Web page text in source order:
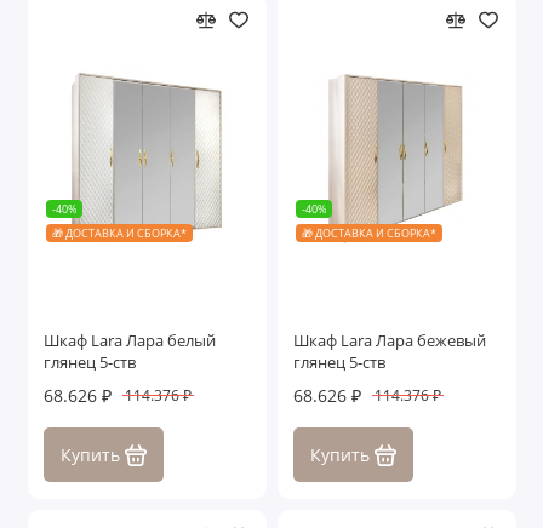
-40%
🎁 ДОСТАВКА И СБОРКА*
Шкаф Lara Лара белый
глянец 5-ств
68.626 ₽ 114.376 ₽
Купить
-40%
🎁 ДОСТАВКА И СБОРКА*
Шкаф Lara Лара бежевый
глянец 5-ств
68.626 ₽ 114.376 ₽
Купить